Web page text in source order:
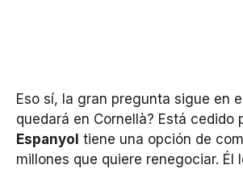
Eso sí, la gran pregunta sigue en
quedará en Cornellà? Está cedido
Espanyol tiene una opción de
millones que quiere renegociar. Él